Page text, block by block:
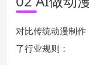
对比传统动漫制
了行业规则：